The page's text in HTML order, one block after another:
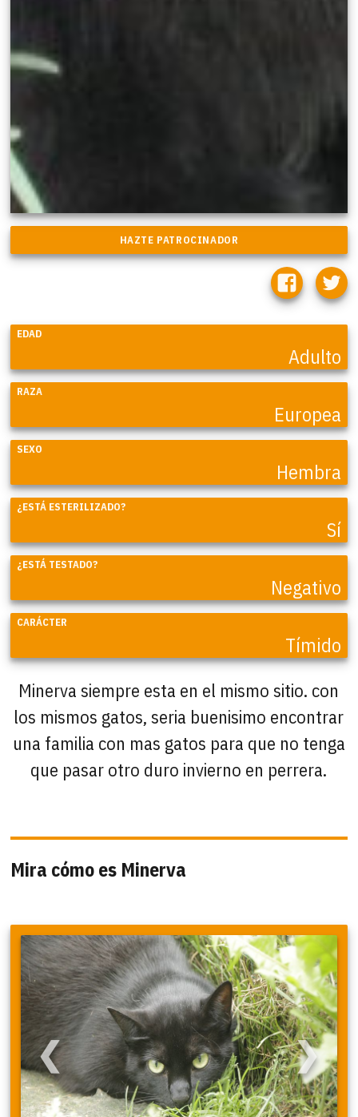
EDAD
Adulto
RAZA
Europea
SEXO
Hembra
¿ESTÁ ESTERILIZADO?
Sí
¿ESTÁ TESTADO?
Negativo
CARÁCTER
Tímido
Minerva siempre esta en el mismo sitio. con
los mismos gatos, seria buenisimo encontrar
una familia con mas gatos para que no tenga
que pasar otro duro invierno en perrera.
Mira cómo es Minerva
❮ ❯